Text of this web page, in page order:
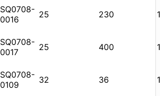
SQ0708-
0016
25 230
SQ0708-
0017
25 400
SQ0708-
0109
32 36